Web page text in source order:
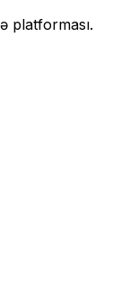
platforması.